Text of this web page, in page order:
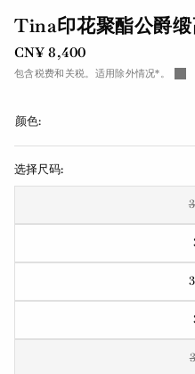
Tina印花聚酯公爵
CN¥ 8,400
包含税费和关税。适用除外情况*。
颜色:
选择尺码: